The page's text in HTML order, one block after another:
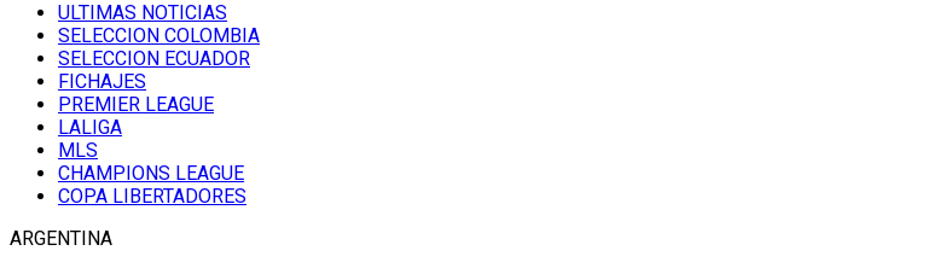
ULTIMAS NOTICIAS
SELECCION COLOMBIA
SELECCION ECUADOR
FICHAJES
PREMIER LEAGUE
LALIGA
MLS
CHAMPIONS LEAGUE
COPA LIBERTADORES
ARGENTINA